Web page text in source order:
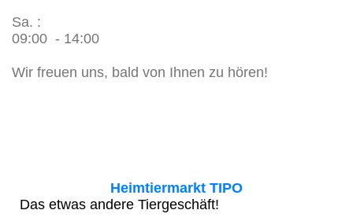
Sa. :
09:00 - 14:00
Wir freuen uns, bald von Ihnen zu hören!
Heimtiermarkt TIPO
Das etwas andere Tiergeschäft!